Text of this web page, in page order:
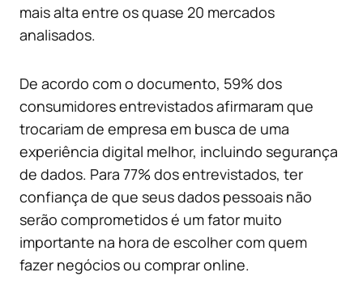
mais alta entre os quase 20 mercados
analisados.
De acordo com o documento, 59% dos
consumidores entrevistados afirmaram que
trocariam de empresa em busca de uma
experiência digital melhor, incluindo segurança
de dados. Para 77% dos entrevistados, ter
confiança de que seus dados pessoais não
serão comprometidos é um fator muito
importante na hora de escolher com quem
fazer negócios ou comprar online.